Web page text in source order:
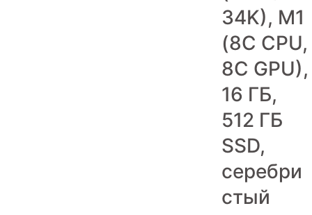
34K), M1
(8C CPU,
8C GPU),
16 ГБ,
512 ГБ
SSD,
серебри
стый